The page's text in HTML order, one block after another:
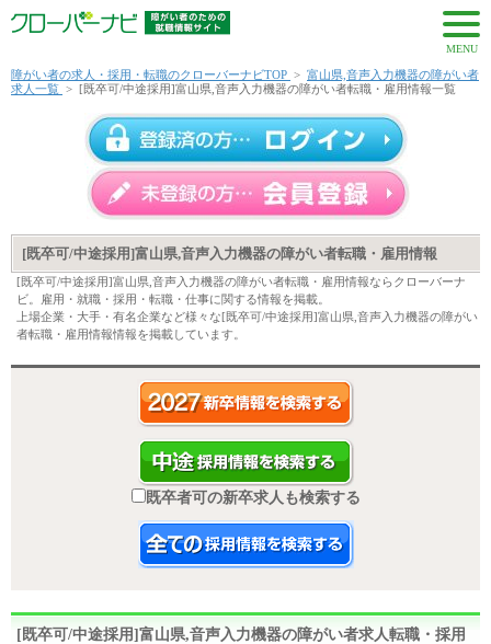
MENU
障がい者の求人・採用・転職のクローバーナビTOP > 富山県,音声入力機器の障がい者
求人一覧 > [既卒可/中途採用]富山県,音声入力機器の障がい者転職・雇用情報一覧
[既卒可/中途採用]富山県,音声入力機器の障がい者転職・雇用情報
[既卒可/中途採用]富山県,音声入力機器の障がい者転職・雇用情報ならクローバーナ
ビ。雇用・就職・採用・転職・仕事に関する情報を掲載。
上場企業・大手・有名企業など様々な[既卒可/中途採用]富山県,音声入力機器の障がい
者転職・雇用情報情報を掲載しています。
既卒者可の新卒求人も検索する
[既卒可/中途採用]富山県,音声入力機器の障がい者求人転職・採用